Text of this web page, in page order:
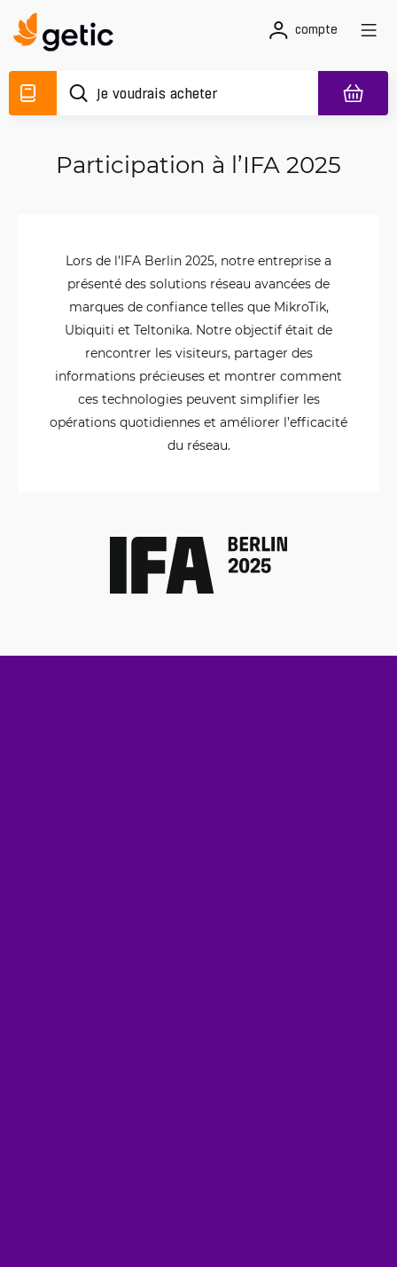
compte
Participation à l’IFA 2025
Lors de l’IFA Berlin 2025, notre entreprise a
présenté des solutions réseau avancées de
marques de confiance telles que MikroTik,
Ubiquiti et Teltonika. Notre objectif était de
rencontrer les visiteurs, partager des
informations précieuses et montrer comment
ces technologies peuvent simplifier les
opérations quotidiennes et améliorer l’efficacité
du réseau.